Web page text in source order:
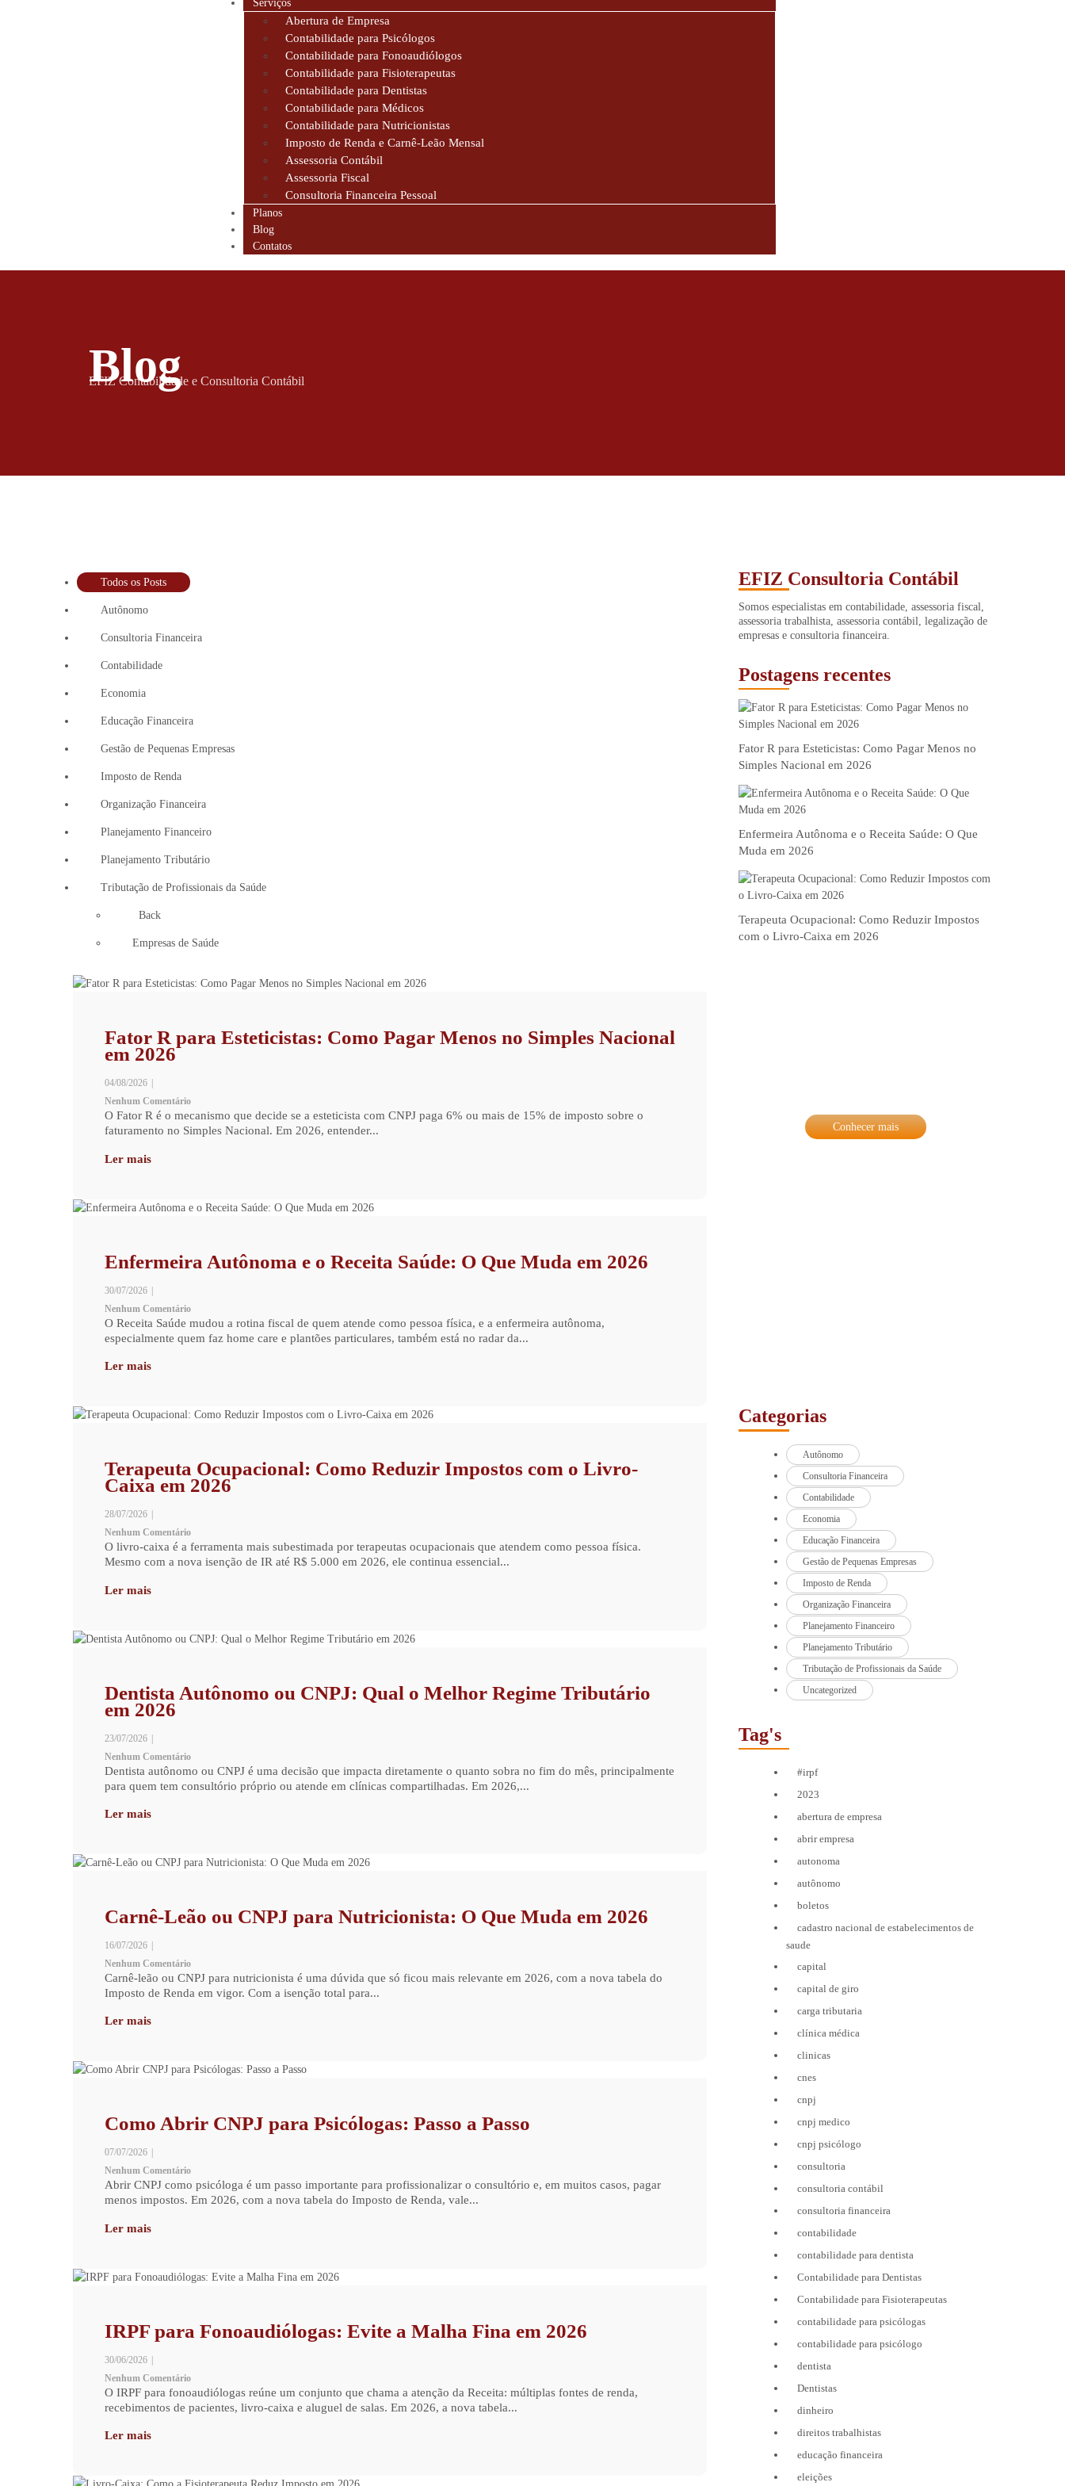
Serviços
Abertura de Empresa
Contabilidade para Psicólogos
Contabilidade para Fonoaudiólogos
Contabilidade para Fisioterapeutas
Contabilidade para Dentistas
Contabilidade para Médicos
Contabilidade para Nutricionistas
Imposto de Renda e Carnê-Leão Mensal
Assessoria Contábil
Assessoria Fiscal
Consultoria Financeira Pessoal
Planos
Blog
Contatos
Blog
EFIZ Contabilidade e Consultoria Contábil
Todos os Posts
Autônomo
Consultoria Financeira
Contabilidade
Economia
Educação Financeira
Gestão de Pequenas Empresas
Imposto de Renda
Organização Financeira
Planejamento Financeiro
Planejamento Tributário
Tributação de Profissionais da Saúde
Back
Empresas de Saúde
Fator R para Esteticistas: Como Pagar Menos no Simples Nacional
em 2026
04/08/2026
Nenhum Comentário
O Fator R é o mecanismo que decide se a esteticista com CNPJ paga 6% ou mais de 15% de imposto sobre o
faturamento no Simples Nacional. Em 2026, entender...
Ler mais
Enfermeira Autônoma e o Receita Saúde: O Que Muda em 2026
30/07/2026 |
Nenhum Comentário
O Receita Saúde mudou a rotina fiscal de quem atende como pessoa física, e a enfermeira autônoma,
especialmente quem faz home care e plantões particulares, também está no radar da...
Ler mais
Terapeuta Ocupacional: Como Reduzir Impostos com o Livro-
Caixa em 2026
28/07/2026
Nenhum Comentário
O livro-caixa é a ferramenta mais subestimada por terapeutas ocupacionais que atendem como pessoa física.
Mesmo com a nova isenção de IR até R$ 5.000 em 2026, ele continua essencial...
Ler mais
Dentista Autônomo ou CNPJ: Qual o Melhor Regime Tributário
em 2026
23/07/2026 |
Nenhum Comentário
Dentista autônomo ou CNPJ é uma decisão que impacta diretamente o quanto sobra no fim do mês, principalmente
para quem tem consultório próprio ou atende em clínicas compartilhadas. Em 2026,...
Ler mais
Carnê-Leão ou CNPJ para Nutricionista: O Que Muda em 2026
16/07/2026
Nenhum Comentário
Carnê-leão ou CNPJ para nutricionista é uma dúvida que só ficou mais relevante em 2026, com a nova tabela do
Imposto de Renda em vigor. Com a isenção total para...
Ler mais
Como Abrir CNPJ para Psicólogas: Passo a Passo
07/07/2026
Nenhum Comentário
Abrir CNPJ como psicóloga é um passo importante para profissionalizar o consultório e, em muitos casos, pagar
menos impostos. Em 2026, com a nova tabela do Imposto de Renda, vale...
Ler mais
IRPF para Fonoaudiólogas: Evite a Malha Fina em 2026
30/06/2026 |
Nenhum Comentário
O IRPF para fonoaudiólogas reúne um conjunto que chama a atenção da Receita: múltiplas fontes de renda,
recebimentos de pacientes, livro-caixa e aluguel de salas. Em 2026, a nova tabela...
Ler mais
EFIZ Consultoria Contábil
Somos especialistas em contabilidade, assessoria fiscal,
assessoria trabalhista, assessoria contábil, legalização de
empresas e consultoria financeira.
Postagens recentes
Fator R para Esteticistas: Como Pagar Menos no
Simples Nacional em 2026
Enfermeira Autônoma e o Receita Saúde: O Que
Muda em 2026
Terapeuta Ocupacional: Como Reduzir Impostos
com o Livro-Caixa em 2026
Conhecer mais
Categorias
Autônomo
Consultoria Financeira
Contabilidade
Economia
Educação Financeira
Gestão de Pequenas Empresas
Imposto de Renda
Organização Financeira
Planejamento Financeiro
Planejamento Tributário
Tributação de Profissionais da Saúde
Uncategorized
Tag's
#irpf
2023
abertura de empresa
abrir empresa
autonoma
autônomo
boletos
cadastro nacional de estabelecimentos de
saude
capital
capital de giro
carga tributaria
clínica médica
clinicas
cnes
cnpj
cnpj medico
cnpj psicólogo
consultoria
consultoria contábil
consultoria financeira
contabilidade
contabilidade para dentista
Contabilidade para Dentistas
Contabilidade para Fisioterapeutas
contabilidade para psicólogas
contabilidade para psicólogo
dentista
Dentistas
dinheiro
direitos trabalhistas
educação financeira
eleições